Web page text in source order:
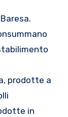
prodotte a
in